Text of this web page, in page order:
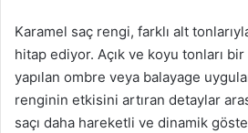
Karamel saç rengi, farklı alt
hitap ediyor. Açık ve koyu tonları
yapılan ombre veya balayage
renginin etkisini artıran detaylar
saçı daha hareketli ve dinamik